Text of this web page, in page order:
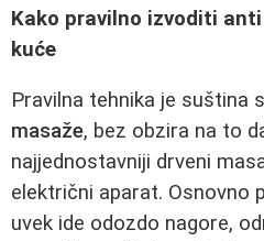
Kako pravilno izvoditi
kuće
Pravilna tehnika je suština
masaže, bez obzira na to
najjednostavniji drveni
električni aparat. Osnovno
uvek ide odozdo nagore,